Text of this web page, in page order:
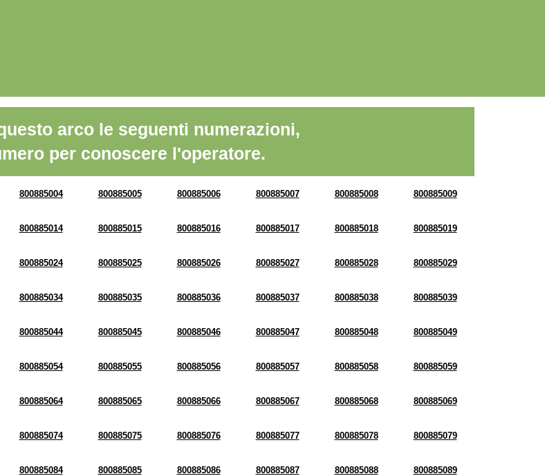
arco le seguenti numerazioni,
per conoscere l'operatore.
800885004 800885005 800885006 800885007 800885008 800885009
800885014 800885015 800885016 800885017 800885018 800885019
800885024 800885025 800885026 800885027 800885028 800885029
800885034 800885035 800885036 800885037 800885038 800885039
800885044 800885045 800885046 800885047 800885048 800885049
800885054 800885055 800885056 800885057 800885058 800885059
800885064 800885065 800885066 800885067 800885068 800885069
800885074 800885075 800885076 800885077 800885078 800885079
800885084 800885085 800885086 800885087 800885088 800885089